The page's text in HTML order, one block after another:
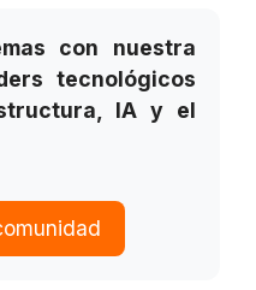
con nuestra
tecnológicos
IA y el